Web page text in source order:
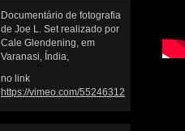
Documentário de fotografia
de Joe L. Set realizado por
Cale Glendening, em
Varanasi, Índia,
no link
https://vimeo.com/55246312